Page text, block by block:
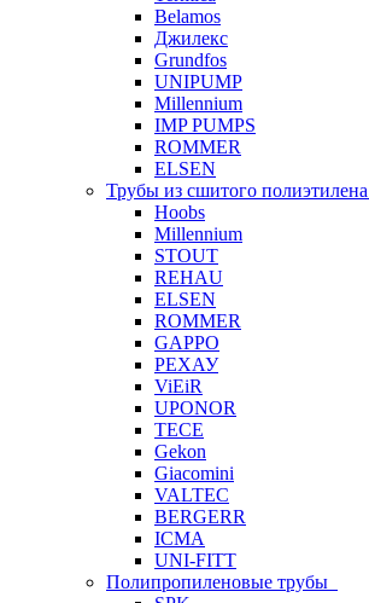
Belamos
Джилекс
Grundfos
UNIPUMP
Millennium
IMP PUMPS
ROMMER
ELSEN
Трубы из сшитого полиэтилена
Hoobs
Millennium
STOUT
REHAU
ELSEN
ROMMER
GAPPO
РЕХАУ
ViEiR
UPONOR
TECE
Gekon
Giacomini
VALTEC
BERGERR
ICMA
UNI-FITT
Полипропиленовые трубы